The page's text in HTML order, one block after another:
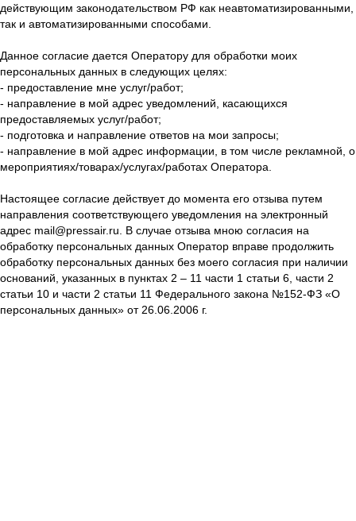
действующим законодательством РФ как неавтоматизированными,
так и автоматизированными способами.
Данное согласие дается Оператору для обработки моих
персональных данных в следующих целях:
- предоставление мне услуг/работ;
- направление в мой адрес уведомлений, касающихся
предоставляемых услуг/работ;
- подготовка и направление ответов на мои запросы;
- направление в мой адрес информации, в том числе рекламной, о
мероприятиях/товарах/услугах/работах Оператора.
Настоящее согласие действует до момента его отзыва путем
направления соответствующего уведомления на электронный
адрес mail@pressair.ru. В случае отзыва мною согласия на
обработку персональных данных Оператор вправе продолжить
обработку персональных данных без моего согласия при наличии
оснований, указанных в пунктах 2 – 11 части 1 статьи 6, части 2
статьи 10 и части 2 статьи 11 Федерального закона №152-ФЗ «О
персональных данных» от 26.06.2006 г.